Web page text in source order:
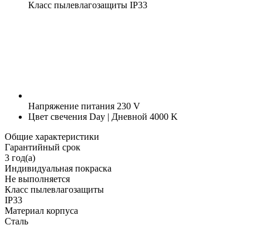
Класс пылевлагозащиты IP33
Напряжение питания 230 V
Цвет свечения Day | Дневной 4000 K
Общие характеристики
Гарантийный срок
3 год(а)
Индивидуальная покраска
Не выполняется
Класс пылевлагозащиты
IP33
Материал корпуса
Сталь